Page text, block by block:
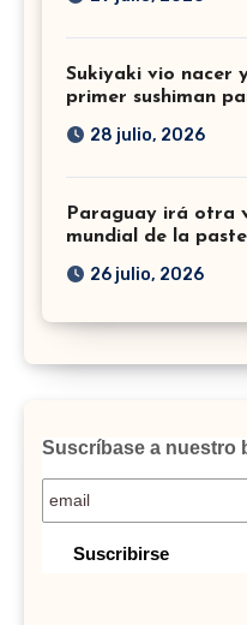
Sukiyaki vio nacer
primer sushiman
28 julio, 2026
Paraguay irá otra
mundial de la
26 julio, 2026
Suscríbase a nuestro